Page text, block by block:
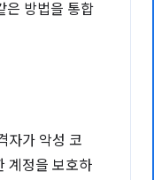
은 방법을 통합
자가 악성 코
계정을 보호하